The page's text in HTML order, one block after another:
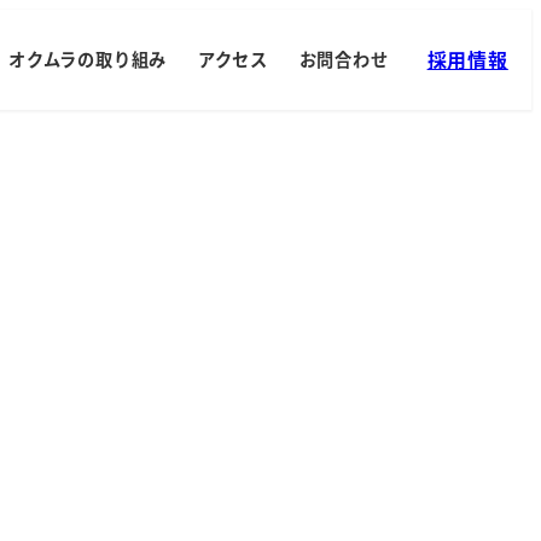
オクムラの取り組み アクセス お問合わせ 採用情報